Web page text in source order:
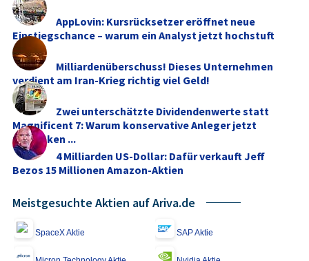
AppLovin: Kursrücksetzer eröffnet neue
Einstiegschance – warum ein Analyst jetzt hochstuft
Milliardenüberschuss! Dieses Unternehmen
verdient am Iran-Krieg richtig viel Geld!
Zwei unterschätzte Dividendenwerte statt
Magnificent 7: Warum konservative Anleger jetzt
umdenken ...
4 Milliarden US-Dollar: Dafür verkauft Jeff
Bezos 15 Millionen Amazon-Aktien
Meistgesuchte Aktien auf Ariva.de
SpaceX Aktie SAP Aktie